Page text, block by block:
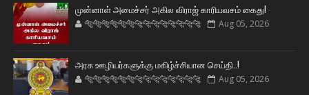
முன்னாள் அமைச்சர் அகில விராஜ் காரியவசம் கைது!
🐅🐅🐅🐅🐅🐅🐆🐆🐆🐆🐆🐆🐆🐆 Aug 05, 2026
அரசு ஊழியர்களுக்கு மகிழ்ச்சியான செய்தி..!
🐅🐅🐅🐅🐅🐅🐆🐆🐆🐆🐆🐆🐆🐆 Aug 05, 2026